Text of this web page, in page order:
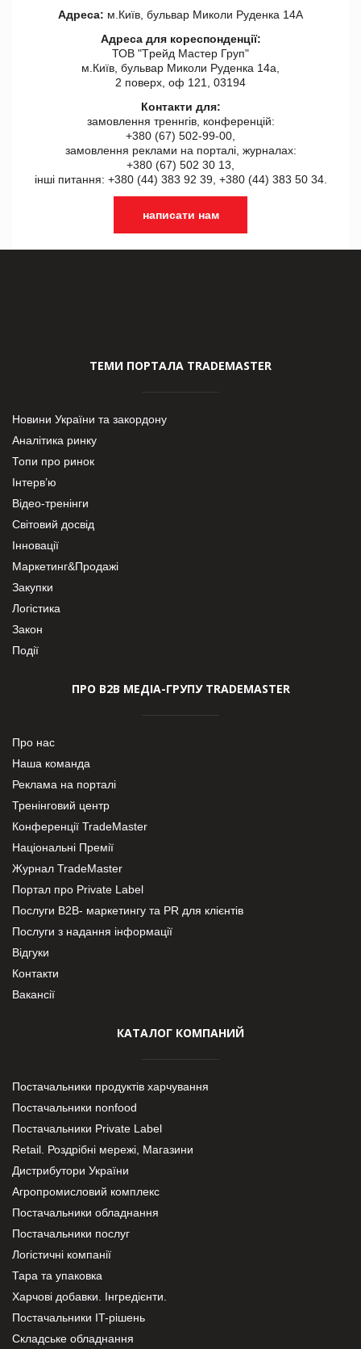
Адреса: м.Київ, бульвар Миколи Руденка 14А
Адреса для кореспонденції:
ТОВ "Tрейд Мастер Груп"
м.Київ, бульвар Миколи Руденка 14а,
2 поверх, оф 121, 03194
Контакти для:
замовлення треннгів, конференцій:
+380 (67) 502-99-00,
замовлення реклами на порталі, журналах:
+380 (67) 502 30 13,
інші питання: +380 (44) 383 92 39, +380 (44) 383 50 34.
написати нам
ТЕМИ ПОРТАЛА TRADEMASTER
Новини України та закордону
Аналітика ринку
Топи про ринок
Інтерв’ю
Відео-тренінги
Світовий досвід
Інновації
Маркетинг&Продажі
Закупки
Логістика
Закон
Події
ПРО В2В МЕДІА-ГРУПУ TRADEMASTER
Про нас
Наша команда
Реклама на порталі
Тренінговий центр
Конференції TradeMaster
Національні Премії
Журнал TradeMaster
Портал про Private Label
Послуги В2В- маркетингу та PR для клієнтів
Послуги з надання інформації
Відгуки
Контакти
Вакансії
КАТАЛОГ КОМПАНИЙ
Постачальники продуктів харчування
Постачальники nonfood
Постачальники Private Label
Retail. Роздрібні мережі, Магазини
Дистрибутори України
Агропромисловий комплекс
Постачальники обладнання
Постачальники послуг
Логістичні компанії
Тара та упаковка
Харчові добавки. Інгредієнти.
Постачальники IT-рішень
Складське обладнання